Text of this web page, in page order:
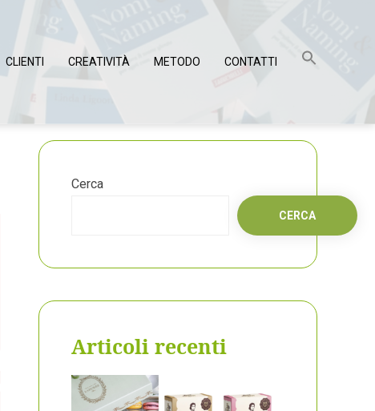
CLIENTI CREATIVITÀ METODO CONTATTI
Cerca
CERCA
Articoli recenti